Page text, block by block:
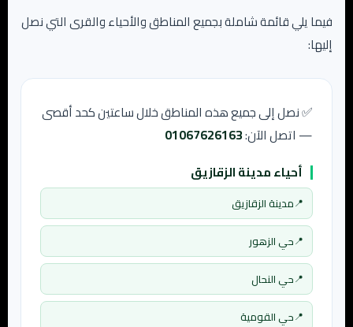
فيما يلي قائمة شاملة بجميع المناطق والأحياء والقرى التي نصل
إليها:
✅ نصل إلى جميع هذه المناطق خلال ساعتين كحد أقصى
— اتصل الآن:01067626163
أحياء مدينة الزقازيق
مدينة الزقازيق
حي الزهور
حي النحال
حي القومية